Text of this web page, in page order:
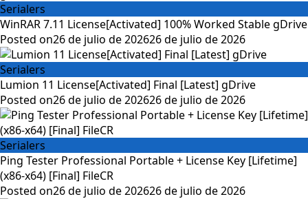
Serialers
WinRAR 7.11 License[Activated] 100% Worked Stable gDrive
Posted on26 de julio de 202626 de julio de 2026
Serialers
Lumion 11 License[Activated] Final [Latest] gDrive
Posted on26 de julio de 202626 de julio de 2026
Serialers
Ping Tester Professional Portable + License Key [Lifetime]
(x86-x64) [Final] FileCR
Posted on26 de julio de 202626 de julio de 2026